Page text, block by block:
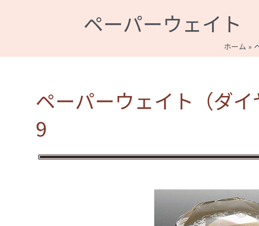
ペーパーウェイ
ホーム
ペーパーウェイト（ダ
9